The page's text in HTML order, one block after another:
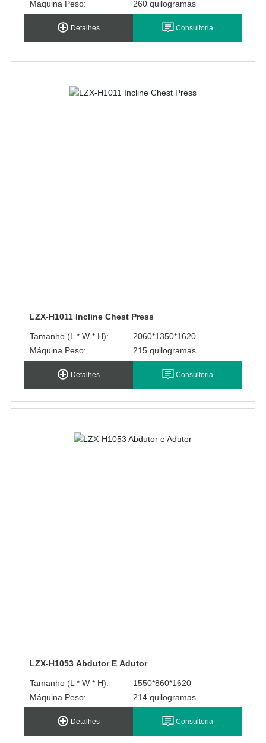
Máquina Peso:
260 quilogramas
Detalhes Consultoria
LZX-H1011 Incline Chest Press
Tamanho (L * W * H):
2060*1350*1620
Máquina Peso:
215 quilogramas
Detalhes Consultoria
LZX-H1053 Abdutor E Adutor
Tamanho (L * W * H):
1550*860*1620
Máquina Peso:
214 quilogramas
Detalhes Consultoria